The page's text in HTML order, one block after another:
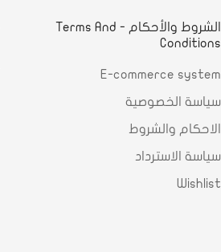
الشروط والأحكام - Terms And
Conditions
E-commerce system
سياسة الخصوصية
الاحكام والشروط
سياسة الاسترداد
Wishlist